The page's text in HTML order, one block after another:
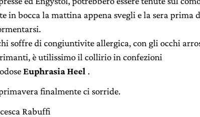
in bocca la mattina appena svegli e la sera prima
soffre di congiuntivite allergica, con gli occhi
è utilissimo il collirio in confezioni
Euphrasia Heel .
finalmente ci sorride.
Rabuffi